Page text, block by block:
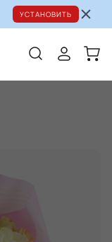
УСТАНОВИТЬ